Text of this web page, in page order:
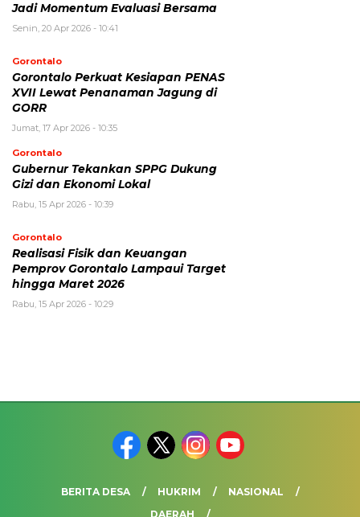
Jadi Momentum Evaluasi Bersama
Senin, 20 Apr 2026 - 10:41
Gorontalo
Gorontalo Perkuat Kesiapan PENAS
XVII Lewat Penanaman Jagung di
GORR
Jumat, 17 Apr 2026 - 10:35
Gorontalo
Gubernur Tekankan SPPG Dukung
Gizi dan Ekonomi Lokal
Rabu, 15 Apr 2026 - 10:39
Gorontalo
Realisasi Fisik dan Keuangan
Pemprov Gorontalo Lampaui Target
hingga Maret 2026
Rabu, 15 Apr 2026 - 10:29
BERITA DESA HUKRIM
NASIONAL
DAERAH